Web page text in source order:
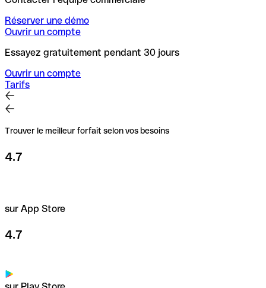
Réserver une démo
Ouvrir un compte
Essayez gratuitement pendant 30 jours
Ouvrir un compte
Tarifs
Trouver le meilleur forfait selon vos besoins
4.7
sur App Store
4.7